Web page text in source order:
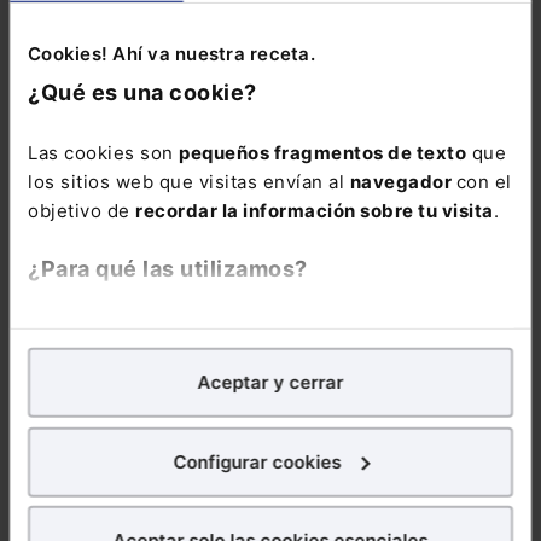
Cookies! Ahí va nuestra receta.
¿Qué es una cookie?
Las cookies son pequeños fragmentos de texto que
los sitios web que visitas envían al navegador con el
objetivo de recordar la información sobre tu visita.
¿Para qué las utilizamos?
analíticospara tratar demejorar tu experienciaen
nuestra página web. También con fines publicitarios,
para poder mostrarte publicidad y contenidos de tu
¿Qué puedes hacer?
Aceptar y cerrar
Configurar cookies
legítimos de las personas, el centro directivo
correspondiente, con el objeto de dar audiencia
aportaciones adicionales puedan hacerse por
otras personas o entidades", señala.
COMENTAR